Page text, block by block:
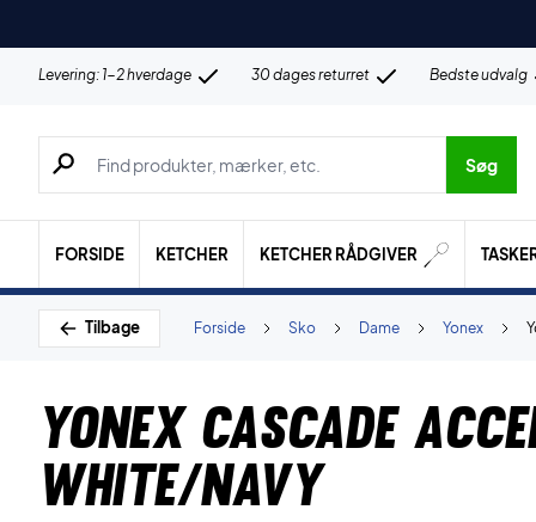
Levering: 1-2 hverdage 30 dages returret Bedste udvalg
Søg efter produkter, mærker etc.
Søg
FORSIDE KETCHER KETCHER RÅDGIVER
Tilbage Yonex
Dame
Sko
Forside
Yonex Cascade
White/Navy